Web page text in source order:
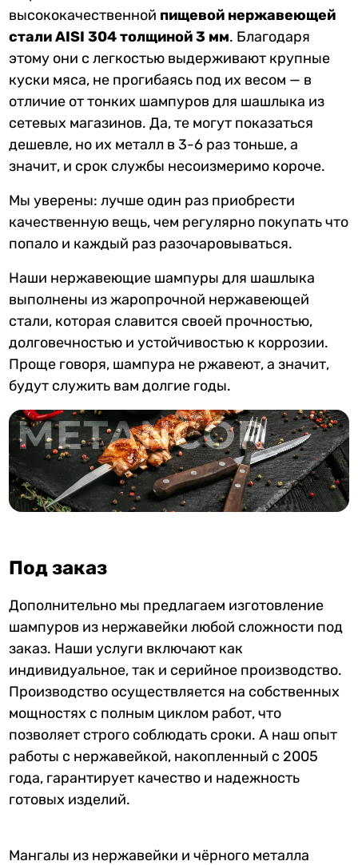
высококачественной пищевой нержавеющей
стали AISI 304 толщиной 3 мм. Благодаря
этому они с легкостью выдерживают крупные
куски мяса, не прогибаясь под их весом — в
отличие от тонких шампуров для шашлыка из
сетевых магазинов. Да, те могут показаться
дешевле, но их металл в 3-6 раз тоньше, а
значит, и срок службы несоизмеримо короче.
Мы уверены: лучше один раз приобрести
качественную вещь, чем регулярно покупать что
попало и каждый раз разочаровываться.
Наши нержавеющие шампуры для шашлыка
выполнены из жаропрочной нержавеющей
стали, которая славится своей прочностью,
долговечностью и устойчивостью к коррозии.
Проще говоря, шампура не ржавеют, а значит,
будут служить вам долгие годы.
Под заказ
Дополнительно мы предлагаем изготовление
шампуров из нержавейки любой сложности под
заказ. Наши услуги включают как
индивидуальное, так и серийное производство.
Производство осуществляется на собственных
мощностях с полным циклом работ, что
позволяет строго соблюдать сроки. А наш опыт
работы с нержавейкой, накопленный с 2005
года, гарантирует качество и надежность
готовых изделий.
Мангалы из нержавейки и чёрного металла